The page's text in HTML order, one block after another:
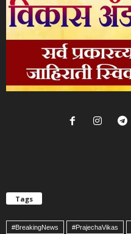
Tags
#BreakingNews #PrajechaVikas